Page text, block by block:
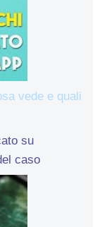
vede e quali
su
caso